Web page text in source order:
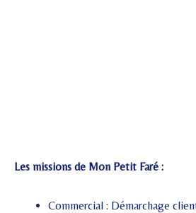
Les missions de Mon Petit Faré :
Commercial : Démarchage